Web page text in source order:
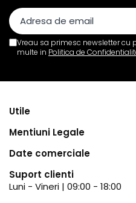
Vreau sa primesc newsletter
multe in Politica de
Utile
Mentiuni Legale
Date comerciale
Suport clienti
Luni - Vineri | 09:00 - 18:00